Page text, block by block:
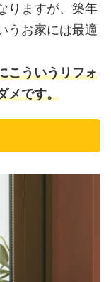
りますが、築年
うお家には最適
こういうリフォ
メです。